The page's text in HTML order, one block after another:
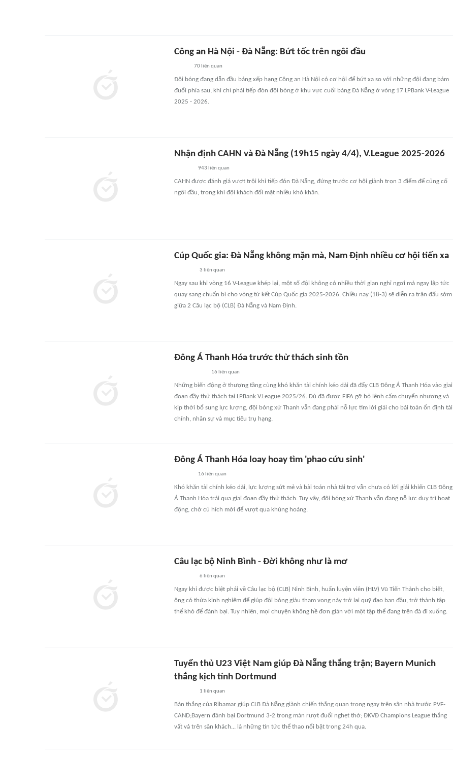
Công an Hà Nội - Đà Nẵng: Bứt tốc trên ngôi đầu
70 liên quan
Đội bóng đang dẫn đầu bảng xếp hạng Công an Hà Nội có cơ hội để bứt xa so với những đội đang bám
đuổi phía sau, khi chỉ phải tiếp đón đội bóng ở khu vực cuối bảng Đà Nẵng ở vòng 17 LPBank V-League
2025 - 2026.
Nhận định CAHN và Đà Nẵng (19h15 ngày 4/4), V.League 2025-2026
943 liên quan
CAHN được đánh giá vượt trội khi tiếp đón Đà Nẵng, đứng trước cơ hội giành trọn 3 điểm để củng cố
ngôi đầu, trong khi đội khách đối mặt nhiều khó khăn.
Cúp Quốc gia: Ðà Nẵng không mặn mà, Nam Ðịnh nhiều cơ hội tiến xa
3 liên quan
Ngay sau khi vòng 16 V-League khép lại, một số đội không có nhiều thời gian nghỉ ngơi mà ngay lập tức
quay sang chuẩn bị cho vòng tứ kết Cúp Quốc gia 2025-2026. Chiều nay (18-3) sẽ diễn ra trận đấu sớm
giữa 2 Câu lạc bộ (CLB) Ðà Nẵng và Nam Ðịnh.
Đông Á Thanh Hóa trước thử thách sinh tồn
16 liên quan
Những biến động ở thượng tầng cùng khó khăn tài chính kéo dài đã đẩy CLB Đông Á Thanh Hóa vào giai
đoạn đầy thử thách tại LPBank V.League 2025/26. Dù đã được FIFA gỡ bỏ lệnh cấm chuyển nhượng và
kịp thời bổ sung lực lượng, đội bóng xứ Thanh vẫn đang phải nỗ lực tìm lời giải cho bài toán ổn định tài
chính, nhân sự và mục tiêu trụ hạng.
Đông Á Thanh Hóa loay hoay tìm 'phao cứu sinh'
16 liên quan
Khó khăn tài chính kéo dài, lực lượng sứt mẻ và bài toán nhà tài trợ vẫn chưa có lời giải khiến CLB Đông
Á Thanh Hóa trải qua giai đoạn đầy thử thách. Tuy vậy, đội bóng xứ Thanh vẫn đang nỗ lực duy trì hoạt
động, chờ cú hích mới để vượt qua khủng hoảng.
Câu lạc bộ Ninh Bình - Đời không như là mơ
6 liên quan
Ngay khi được biệt phái về Câu lạc bộ (CLB) Ninh Bình, huấn luyện viên (HLV) Vũ Tiến Thành cho biết,
ông có thừa kinh nghiệm để giúp đội bóng giàu tham vọng này trở lại quỹ đạo ban đầu, trở thành tập
thể khó để đánh bại. Tuy nhiên, mọi chuyện không hề đơn giản với một tập thể đang trên đà đi xuống.
Tuyển thủ U23 Việt Nam giúp Đà Nẵng thắng trận; Bayern Munich
thắng kịch tính Dortmund
1 liên quan
Bàn thắng của Ribamar giúp CLB Đà Nẵng giành chiến thắng quan trọng ngay trên sân nhà trước PVF-
CAND;Bayern đánh bại Dortmund 3-2 trong màn rượt đuổi nghẹt thở; ĐKVĐ Champions League thắng
vất vả trên sân khách... là những tin tức thể thao nổi bật trong 24h qua.